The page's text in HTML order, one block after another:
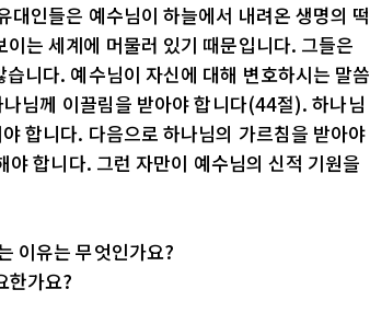
인들은 예수님이 하늘에서 내려온 생명의 떡
는 세계에 머물러 있기 때문입니다. 그들은
니다. 예수님이 자신에 대해 변호하시는 말씀
님께 이끌림을 받아야 합니다(44절). 하나님
합니다. 다음으로 하나님의 가르침을 받아야
합니다. 그런 자만이 예수님의 신적 기원을
이유는 무엇인가요?
한가요?